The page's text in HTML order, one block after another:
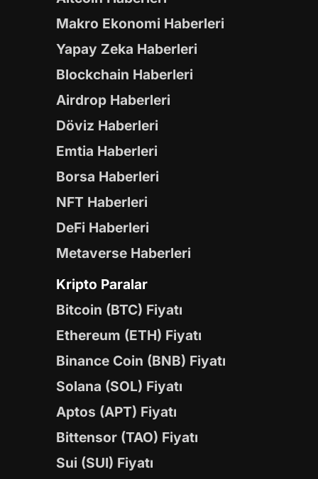
Makro Ekonomi Haberleri
Yapay Zeka Haberleri
Blockchain Haberleri
Airdrop Haberleri
Döviz Haberleri
Emtia Haberleri
Borsa Haberleri
NFT Haberleri
DeFi Haberleri
Metaverse Haberleri
Kripto Paralar
Bitcoin (BTC) Fiyatı
Ethereum (ETH) Fiyatı
Binance Coin (BNB) Fiyatı
Solana (SOL) Fiyatı
Aptos (APT) Fiyatı
Bittensor (TAO) Fiyatı
Sui (SUI) Fiyatı